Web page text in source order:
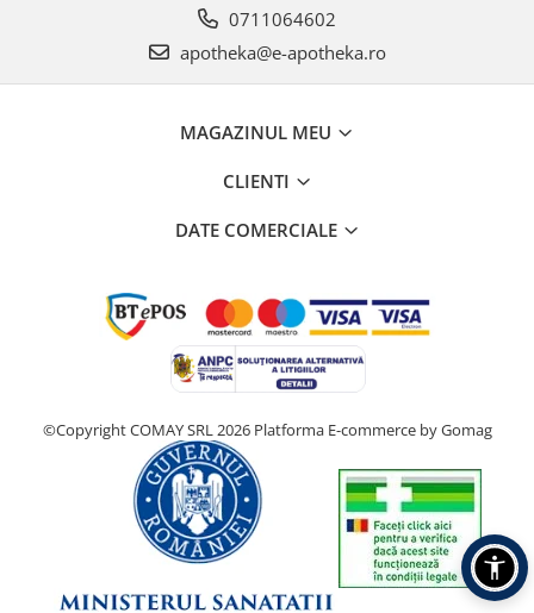
0711064602
apotheka@e-apotheka.ro
MAGAZINUL MEU
CLIENTI
DATE COMERCIALE
©Copyright COMAY SRL 2026 Platforma E-commerce by Gomag